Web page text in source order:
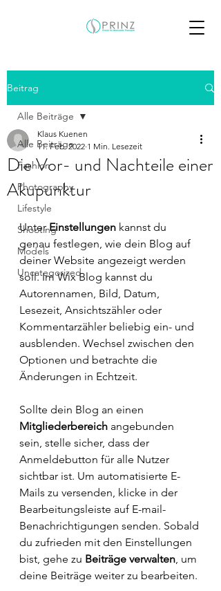
Beitrag
Alle Beiträge
Fashion
Photography
Lifestyle
Shooting
Models
Uncategorized
Alle Beiträge
Die Vor- und Nachteile einer
Akupunktur
Klaus Kuenen
11. Feb. 2022 1 Min. Lesezeit
Unter Einstellungen kannst du
genau festlegen, wie dein Blog auf
deiner Website angezeigt werden
soll. Im Wix Blog kannst du
Autorennamen, Bild, Datum,
Lesezeit, Ansichtszähler oder
Kommentarzähler beliebig ein- und
ausblenden. Wechsel zwischen den
Optionen und betrachte die
Änderungen in Echtzeit.
Sollte dein Blog an einen
Mitgliederbereich angebunden
sein, stelle sicher, dass der
Anmeldebutton für alle Nutzer
sichtbar ist. Um automatisierte E-
Mails zu versenden, klicke in der
Bearbeitungsleiste auf E-mail-
Benachrichtigungen senden. Sobald
du zufrieden mit den Einstellungen
bist, gehe zu Beiträge verwalten, um
deine Beiträge weiter zu bearbeiten.